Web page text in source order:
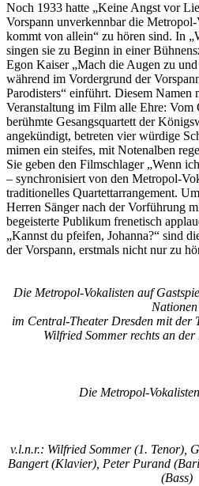
Noch 1933 hatte „Keine Angst vor
Vorspann unverkennbar die
kommt von allein“ zu hören sind. In
singen sie zu Beginn in einer
Egon Kaiser „Mach die Augen zu
während im Vordergrund der
Parodisters“ einführt. Diesem Namen
Veranstaltung im Film alle Ehre: Vom
berühmte Gesangsquartett der
angekündigt, betreten vier würdige
mimen ein steifes, mit Notenalben
Sie geben den Filmschlager „Wenn
– synchronisiert von den Metropol-
traditionelles Quartettarrangement.
Herren Sänger nach der Vorführung
begeisterte Publikum frenetisch
„Kannst du pfeifen, Johanna?“ sind
der Vorspann, erstmals nicht nur zu
Die Metropol-Vokalisten auf
im Central-Theater Dresden mit der
Wilfried Sommer rechts an
Die Metropol-
v.l.n.r.: Wilfried Sommer (1. Tenor),
Bangert (Klavier), Peter Purand
(Bass)